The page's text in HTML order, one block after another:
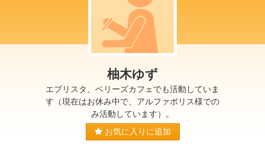
柚木ゆず
エブリスタ、ベリーズカフェでも活動していま
す（現在はお休み中で、アルファポリス様での
み活動しています）。
お気に入りに追加